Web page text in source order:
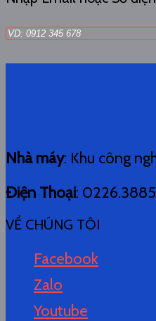
Nhà máy: Khu công
Điện Thoại:
VỀ CHÚNG TÔI
Facebook
Zalo
Youtube